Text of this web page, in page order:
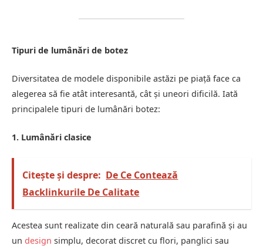
Tipuri de lumânări de botez
Diversitatea de modele disponibile astăzi pe piață face ca
alegerea să fie atât interesantă, cât și uneori dificilă. Iată
principalele tipuri de lumânări botez:
1. Lumânări clasice
Citește și despre: De Ce Contează
Backlinkurile De Calitate
Acestea sunt realizate din ceară naturală sau parafină și au
un design simplu, decorat discret cu flori, panglici sau